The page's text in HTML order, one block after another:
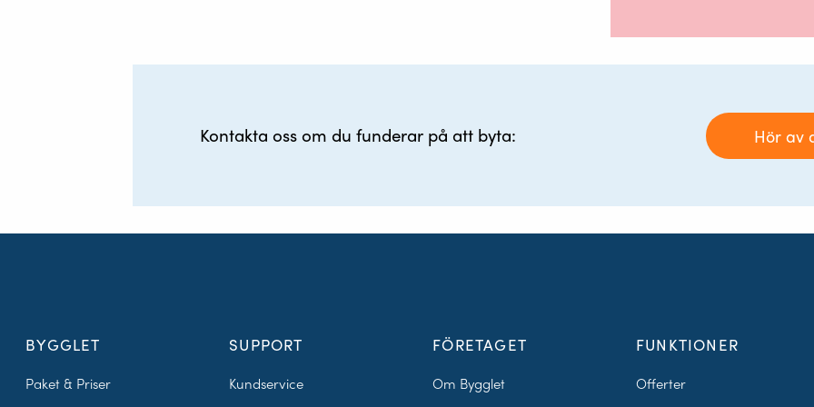
Kontakta oss om du funderar på att byta: Hör av
BYGGLET
Paket & Priser
SUPPORT
Kundservice
FÖRETAGET
Om Bygglet
FUNKTIONER
Offerter